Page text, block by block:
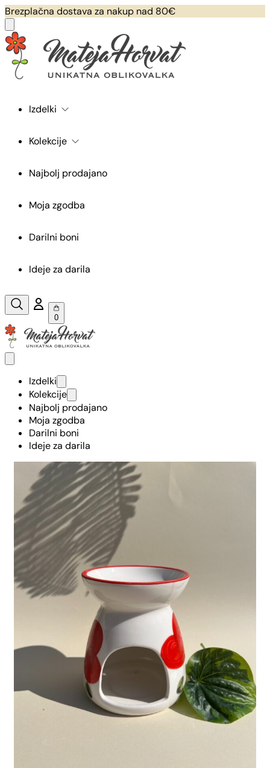
Brezplačna dostava za nakup nad 80€
Izdelki
Kolekcije
Najbolj prodajano
Moja zgodba
Darilni boni
Ideje za darila
0
Izdelki
Kolekcije
Najbolj prodajano
Moja zgodba
Darilni boni
Ideje za darila